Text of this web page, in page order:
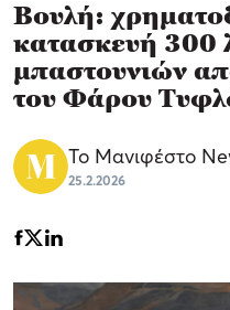
Βουλή:
κατασκευή 300
μπαστουνιών
του Φάρου
Το Μανιφέστο
25.2.2026